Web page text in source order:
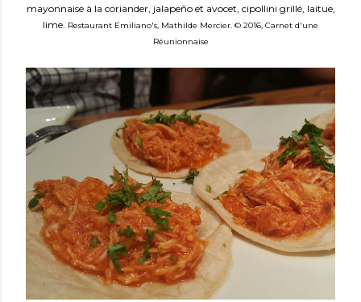
mayonnaise à la coriander, jalapeño et avocet, cipollini grillé, laitue,
lime. Restaurant Emiliano's, Mathilde Mercier. © 2016, Carnet d'une
Réunionnaise